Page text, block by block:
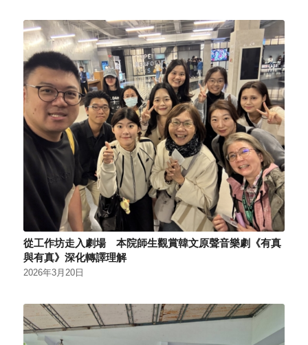
從工作坊走入劇場 本院師生觀賞韓文原聲音樂劇《有真
與有真》深化轉譯理解
2026年3月20日